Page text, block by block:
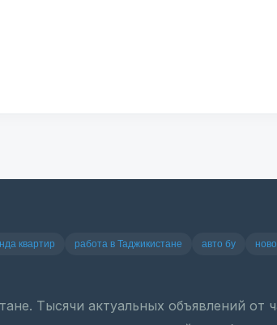
квартир работа в Таджикистане авто бу
Тысячи актуальных объявлений